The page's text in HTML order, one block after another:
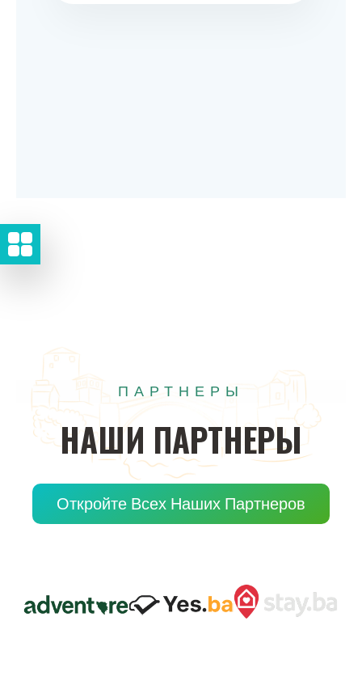
ПАРТНЕРЫ
НАШИ ПАРТНЕРЫ
Откройте Всех Наших Партнеров